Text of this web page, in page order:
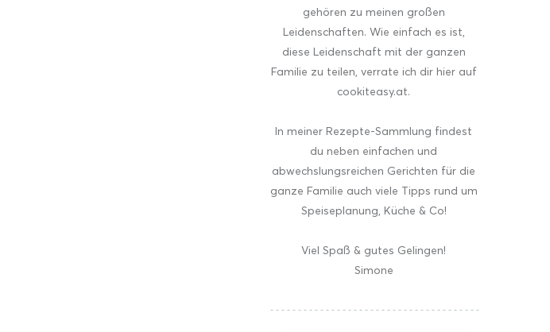
gehören zu meinen großen
Leidenschaften. Wie einfach es ist,
diese Leidenschaft mit der ganzen
Familie zu teilen, verrate ich dir hier auf
cookiteasy.at.
In meiner Rezepte-Sammlung findest
du neben einfachen und
abwechslungsreichen Gerichten für die
ganze Familie auch viele Tipps rund um
Speiseplanung, Küche & Co!
Viel Spaß & gutes Gelingen!
Simone